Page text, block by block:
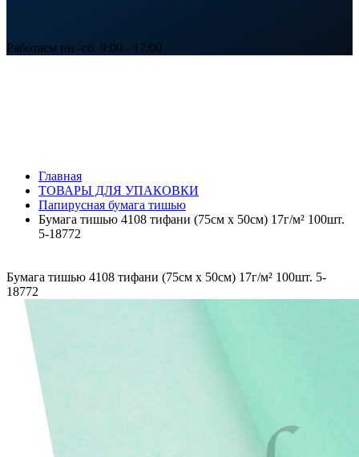
Работаем пн.-сб. 9:00 - 17:00
Главная
ТОВАРЫ ДЛЯ УПАКОВКИ
Папирусная бумага тишью
Бумага тишью 4108 тифани (75см х 50см) 17г/м² 100шт.
5-18772
Бумага тишью 4108 тифани (75см х 50см) 17г/м² 100шт. 5-
18772